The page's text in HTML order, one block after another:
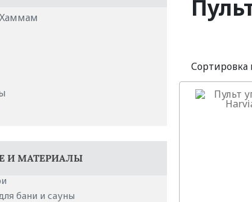
И МАТЕРИАЛЫ
бани и сауны
Сортировка